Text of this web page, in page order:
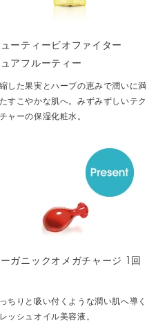
ューティービオファイター
アフルーティー
した果実とハーブの恵みで潤いに満
すこやかな肌へ。みずみずしいテク
ャーの保湿化粧水。
ガニックオメガチャージ 1回
ちりと吸い付くような潤い肌へ導く
ッシュオイル美容液。